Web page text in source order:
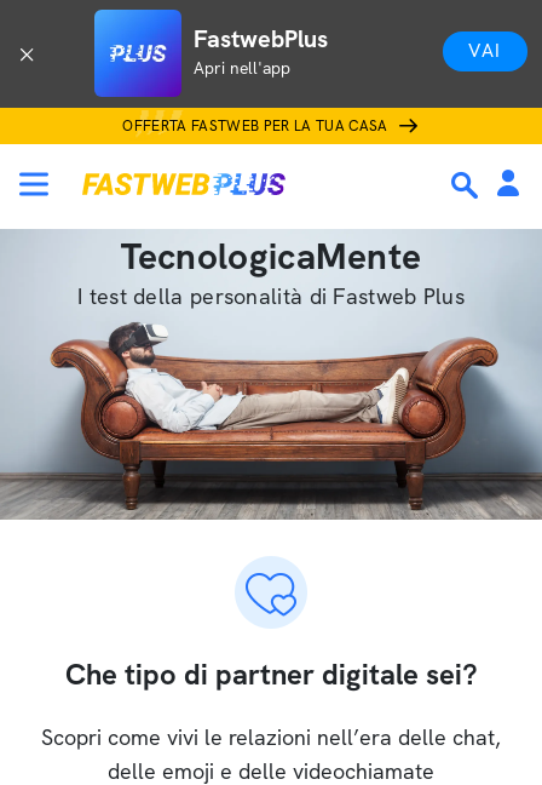
FastwebPlus
Apri nell'app
VAI
OFFERTA FASTWEB PER LA TUA CASA
TecnologicaMente
I test della personalità di Fastweb Plus
Che tipo di partner digitale sei?
Scopri come vivi le relazioni nell’era delle chat,
delle emoji e delle videochiamate